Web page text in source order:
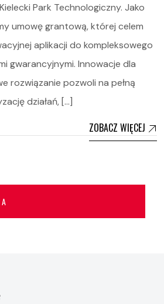
Park Technologiczny. Jako
umowę grantową, której celem
aplikacji do kompleksowego
gwarancyjnymi. Innowacje dla
rozwiązanie pozwoli na pełną
działań, […]
ZOBACZ WIĘCEJ